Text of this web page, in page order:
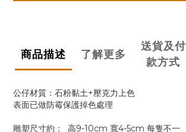
商品描述 了解更多
送貨及付
款方式
公仔材質：石粉黏土+壓克力上色
表面已做防霉保護掉色處理
雕塑尺寸約： 高9-10cm 寬4-5cm 每隻不一